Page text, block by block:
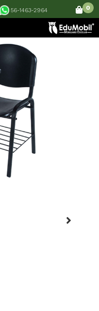
56-1463-2964 0